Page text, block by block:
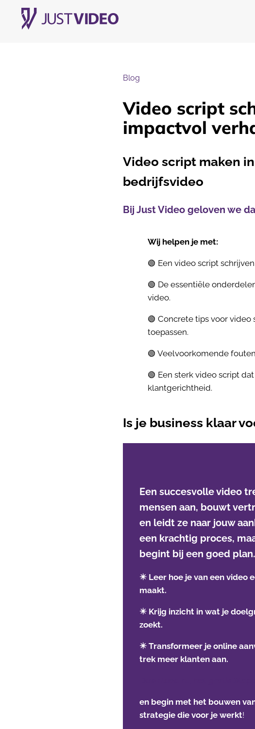
Blog
Video script
impactvol
Video script maken
bedrijfsvideo
Bij Just Video geloven we
Wij helpen je met:
🟢 Een video script
🟢 De essentiële
video.
🟢 Concrete tips voor
toepassen.
🟢 Veelvoorkomende
🟢 Een sterk video script
klantgerichtheid.
Is je business klaar
Een succesvolle video
mensen aan, bouwt
en leidt ze naar jouw
een krachtig proces,
begint bij een goed plan.
✴️ Leer hoe je van een video
maakt.
✴️ Krijg inzicht in wat je
zoekt.
✴️ Transformeer je online
trek meer klanten aan.
en begin met het bouwen
strategie die voor je werkt!